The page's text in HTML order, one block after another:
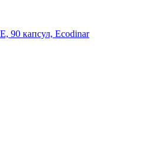
90 капсул, Ecodinar